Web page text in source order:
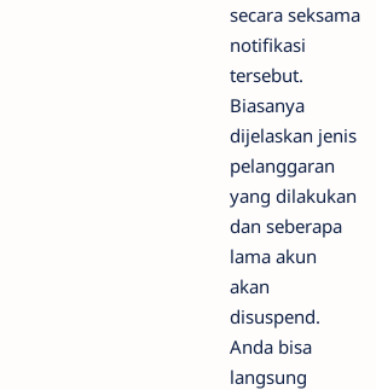
secara seksama
notifikasi
tersebut.
Biasanya
dijelaskan jenis
pelanggaran
yang dilakukan
dan seberapa
lama akun
akan
disuspend.
Anda bisa
langsung